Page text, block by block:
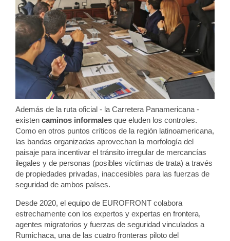
Además de la ruta oficial - la Carretera Panamericana -
existen caminos informales que eluden los controles.
Como en otros puntos críticos de la región latinoamericana,
las bandas organizadas aprovechan la morfología del
paisaje para incentivar el tránsito irregular de mercancías
ilegales y de personas (posibles víctimas de trata) a través
de propiedades privadas, inaccesibles para las fuerzas de
seguridad de ambos países.
Desde 2020, el equipo de EUROFRONT colabora
estrechamente con los expertos y expertas en frontera,
agentes migratorios y fuerzas de seguridad vinculados a
Rumichaca, una de las cuatro fronteras piloto del